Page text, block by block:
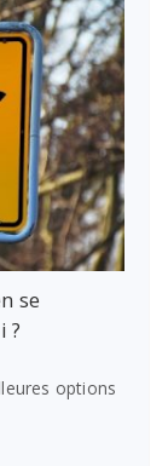
se
?
options